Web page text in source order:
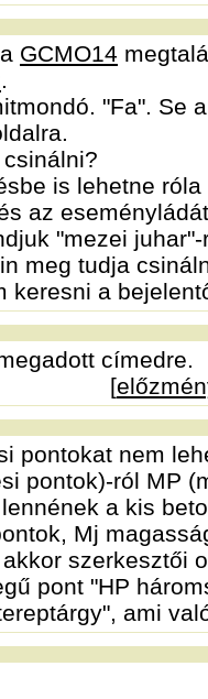
GCMO14
.
"Fa". Se
is lehetne
az
"mezei juhar"-
meg tudja
keresni a
címedre.
[
pontokat nem
pontok)-ról MP
a kis
Mj
szerkesztői
pont "HP
ami